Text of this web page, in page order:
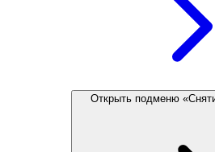
Открыть подменю